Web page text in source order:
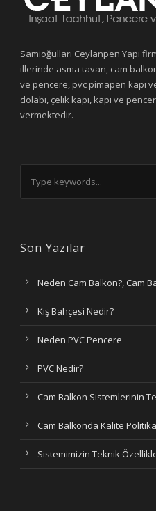
Samioğulları Ceylanpen Yapı
illerinde asma tavan, cam
ve pencere, pvc pimapen kapı
dolabı, çelik kapı, kapı ve
vermektedir.
Son Yazılar
Neden Cam Balkon?, Cam
Kış Bahçesi Nedir?
Neden PVC Pencere
PVC Nedir?
Cam Balkon Sistemlerinin
Cam Balkonda Kalite
Sistemimizin Teknik